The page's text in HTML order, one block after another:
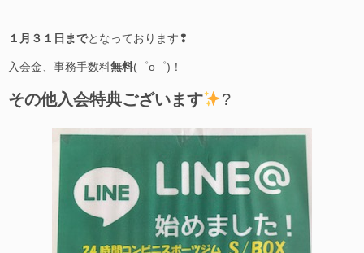
１月３１日までとなっております❢
入会金、事務手数料無料(゜o゜)！
その他入会特典ございます ?